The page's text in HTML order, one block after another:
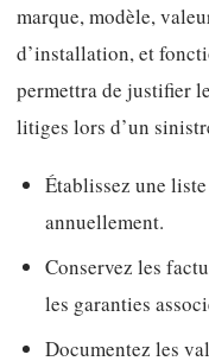
marque, modèle,
d’installation, et
permettra de justifier
litiges lors d’un
Établissez une
annuellement.
Conservez les
les garanties
Documentez les